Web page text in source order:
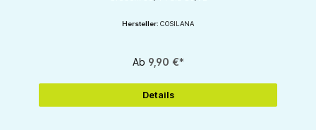
Hersteller: COSILANA
Ab 9,90 €*
Details